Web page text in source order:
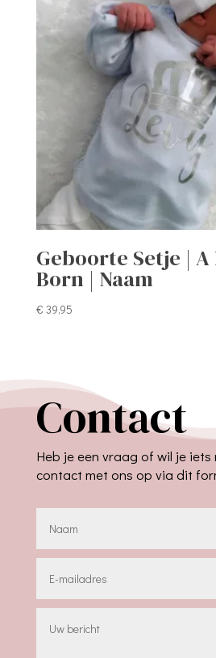
Geboorte Setje |
Born | Naam
€ 39,95
Contact
Heb je een vraag of wil je iets
contact met ons op via dit